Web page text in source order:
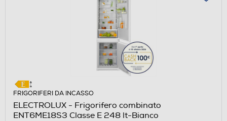
FRIGORIFERI DA INCASSO
ELECTROLUX - Frigorifero combinato
ENT6ME18S3 Classe E 248 lt-Bianco